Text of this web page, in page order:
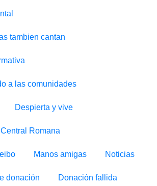
tambien cantan
a las comunidades
Despierta y vive
Romana
Manos amigas Noticias
donación Donación fallida